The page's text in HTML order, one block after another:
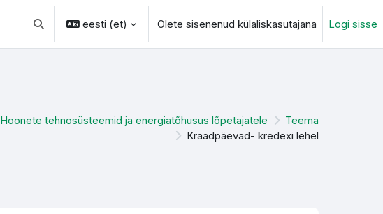
Lülitab otsingu sisendi
eesti ‎(et)‎ Olete sisenenud külaliskasutajana Logi sisse
Hoonete tehnosüsteemid ja energiatõhusus lõpetajatele
Teema
Kraadpäevad- kredexi lehel